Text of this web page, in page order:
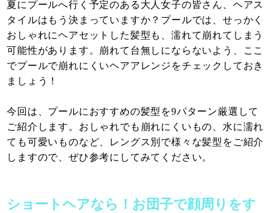
夏にプールへ行く予定のある大人女子の皆さん、ヘアス
タイルはもう決まっていますか？プールでは、せっかく
おしゃれにヘアセットした髪型も、濡れて崩れてしまう
可能性があります。崩れて台無しにならないよう、ここ
でプールで崩れにくいヘアアレンジをチェックしておき
ましょう！
今回は、プールにおすすめの髪型を9パターン厳選して
ご紹介します。おしゃれでも崩れにくいもの、水に濡れ
ても可愛いものなど、レングス別で様々な髪型をご紹介
しますので、ぜひ参考にしてみてください。
ショートヘアなら！お団子で顔周りをす